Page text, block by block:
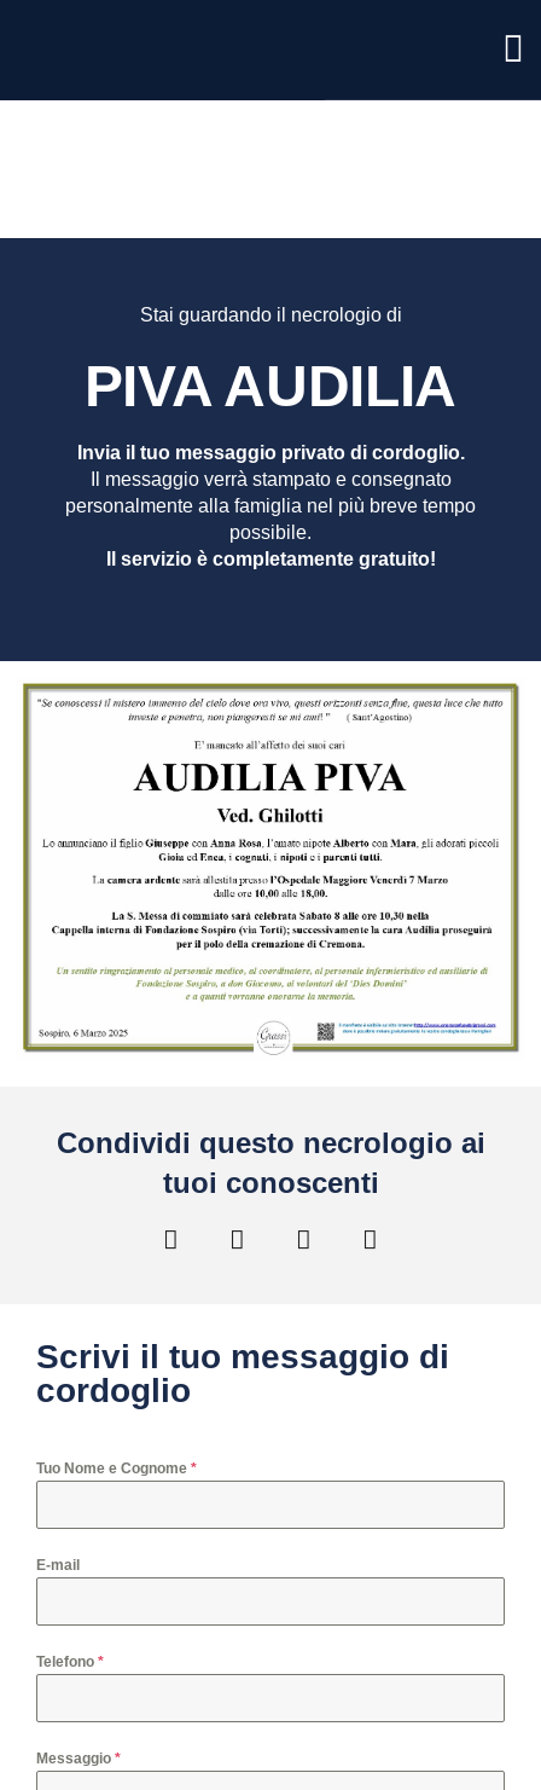
Stai guardando il necrologio di
PIVA AUDILIA
Invia il tuo messaggio privato di cordoglio.
Il messaggio verrà stampato e consegnato
personalmente alla famiglia nel più breve tempo
possibile.
Il servizio è completamente gratuito!
Condividi questo necrologio ai
tuoi conoscenti
Scrivi il tuo messaggio di
cordoglio
Tuo Nome e Cognome *
E-mail
Telefono *
Messaggio *